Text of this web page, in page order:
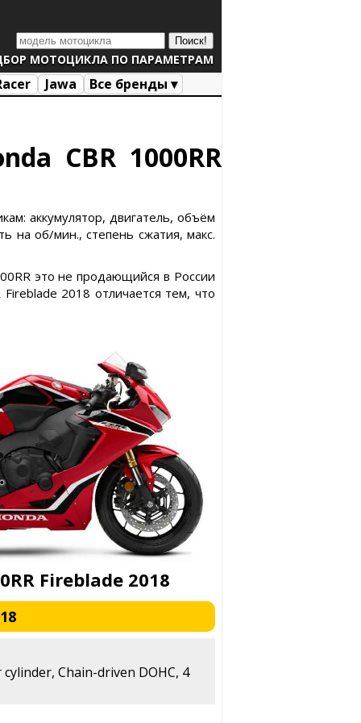
МОТОЦИКЛА ПО ПАРАМЕТРАМ
Jawa
Все бренды ▾
CBR 1000RR
аккумулятор, двигатель, объём
на об/мин., степень сжатия, макс.
это не продающийся в России
2018 отличается тем, что
Fireblade 2018
Chain-driven DOHC, 4